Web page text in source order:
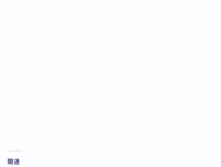
関連